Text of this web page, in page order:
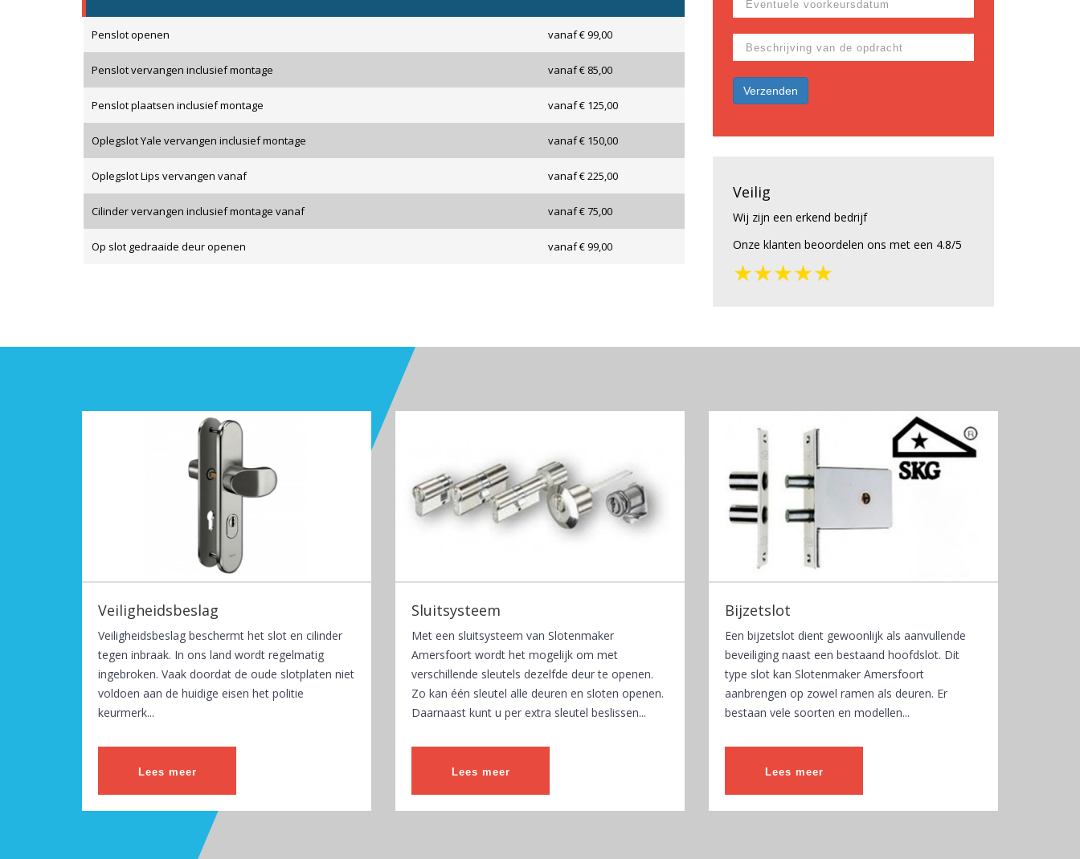
Penslot openen vanaf € 99,00
Penslot vervangen inclusief montage vanaf € 85,00
Penslot plaatsen inclusief montage vanaf € 125,00
Oplegslot Yale vervangen inclusief montage vanaf € 150,00
Oplegslot Lips vervangen vanaf vanaf € 225,00
Cilinder vervangen inclusief montage vanaf vanaf € 75,00
Op slot gedraaide deur openen vanaf € 99,00
Veilig
Wij zijn een erkend bedrijf
Onze klanten beoordelen ons met een 4.8/5
★★★★★
Veiligheidsbeslag
Veiligheidsbeslag beschermt het slot en cilinder
tegen inbraak. In ons land wordt regelmatig
ingebroken. Vaak doordat de oude slotplaten niet
voldoen aan de huidige eisen het politie
keurmerk...
Lees meer
Sluitsysteem
Met een sluitsysteem van Slotenmaker
Amersfoort wordt het mogelijk om met
verschillende sleutels dezelfde deur te openen.
Zo kan één sleutel alle deuren en sloten openen.
Daarnaast kunt u per extra sleutel beslissen...
Lees meer
Bijzetslot
Een bijzetslot dient gewoonlijk als aanvullende
beveiliging naast een bestaand hoofdslot. Dit
type slot kan Slotenmaker Amersfoort
aanbrengen op zowel ramen als deuren. Er
bestaan vele soorten en modellen...
Lees meer